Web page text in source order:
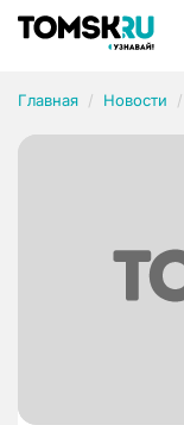
Главная Новости